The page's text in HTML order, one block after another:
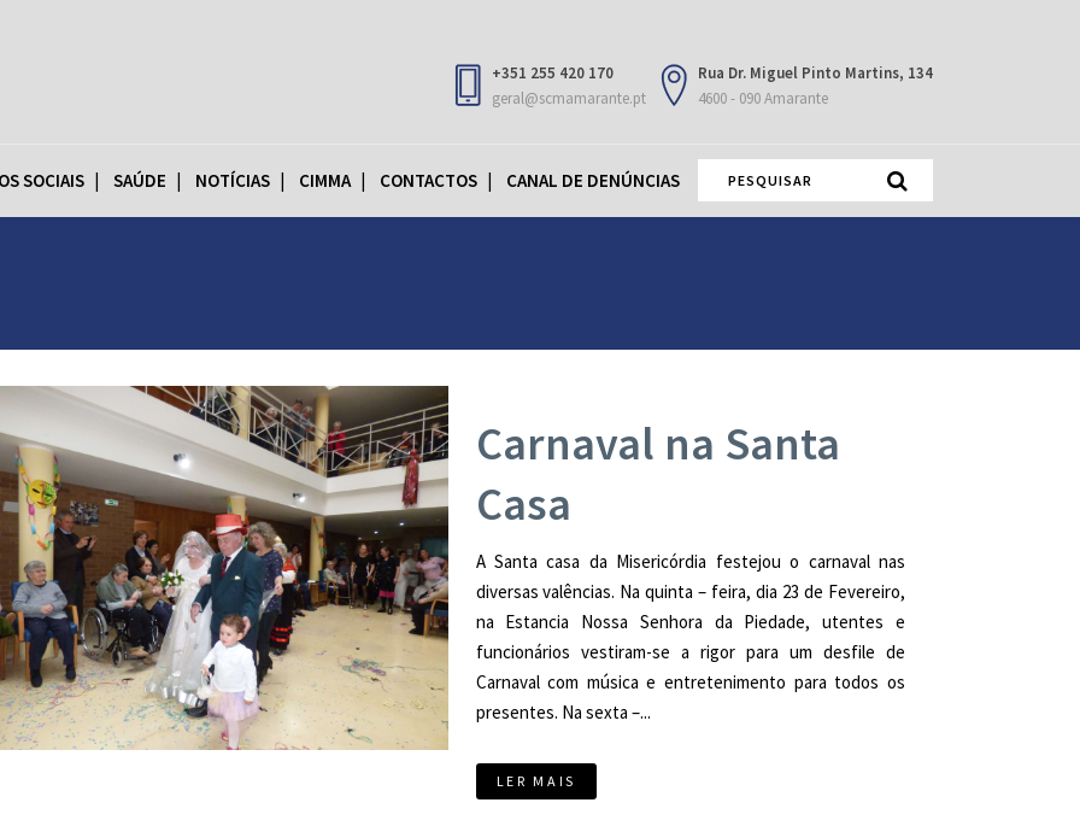
+351 255 420 170
geral@scmamarante.pt
Rua Dr. Miguel Pinto Martins, 134
4600 - 090 Amarante
SOCIAIS SAÚDE NOTÍCIAS CIMMA CONTACTOS CANAL DE DENÚNCIAS
Carnaval na Santa
Casa
A Santa casa da Misericórdia festejou o carnaval nas
diversas valências. Na quinta – feira, dia 23 de Fevereiro,
na Estancia Nossa Senhora da Piedade, utentes e
funcionários vestiram-se a rigor para um desfile de
Carnaval com música e entretenimento para todos os
presentes. Na sexta –...
LER MAIS